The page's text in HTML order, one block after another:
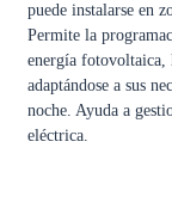
puede instalarse en
Permite la
energía fotovoltaica,
adaptándose a sus
noche. Ayuda a
eléctrica.